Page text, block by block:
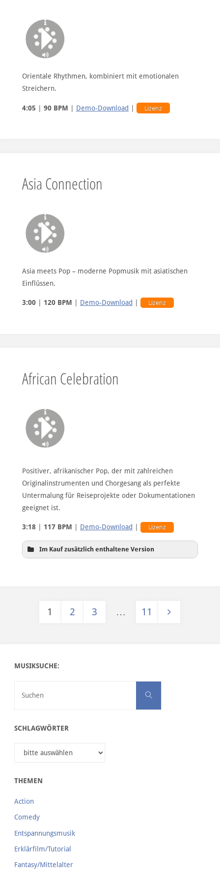
Orientale Rhythmen, kombiniert mit emotionalen
Streichern.
4:05 | 90 BPM | Demo-Download | Lizenz
Asia Connection
Asia meets Pop – moderne Popmusik mit asiatischen
Einflüssen.
3:00| 120 BPM Demo-Download Lizenz
African Celebration
Positiver, afrikanischer Pop, der mit zahlreichen
Originalinstrumenten und Chorgesang als perfekte
Untermalung für Reiseprojekte oder Dokumentationen
geeignet ist.
3:18| 117 BPM Demo-Download Lizenz
Im Kauf zusätzlich enthaltene Version
1 2 3 … 11
MUSIKSUCHE:
Suchen
SCHLAGWÖRTER
THEMEN
Action
Comedy
Entspannungsmusik
Erklärfilm/Tutorial
Fantasy/Mittelalter